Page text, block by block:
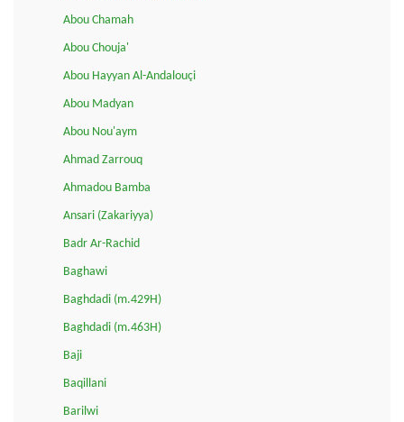
Abou Chamah
Abou Chouja'
Abou Hayyan Al-Andalouçi
Abou Madyan
Abou Nou'aym
Ahmad Zarrouq
Ahmadou Bamba
Ansari (Zakariyya)
Badr Ar-Rachid
Baghawi
Baghdadi (m.429H)
Baghdadi (m.463H)
Baji
Baqillani
Barilwi